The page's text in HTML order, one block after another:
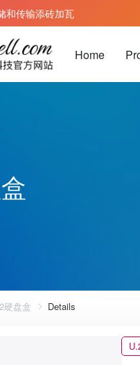
和传输添砖加瓦
Home
雷电5数据线
雷电 5 TPE 主动式数据线
硬盘盒 Details